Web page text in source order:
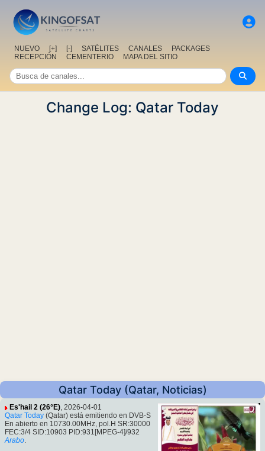
NUEVO [+] [-] SATÉLITES CANALES
PACKAGES
RECEPCIÓN
CEMENTERIO MAPA DEL SITIO
Change Log: Qatar Today
Qatar Today (Qatar, Noticias)
Es'hail 2 (26°E), 2026-04-01
Qatar Today (Qatar) está emitiendo en DVB-S
En abierto en 10730.00MHz, pol.H SR:30000
FEC:3/4 SID:10903 PID:931[MPEG-4]/932
Arabo.